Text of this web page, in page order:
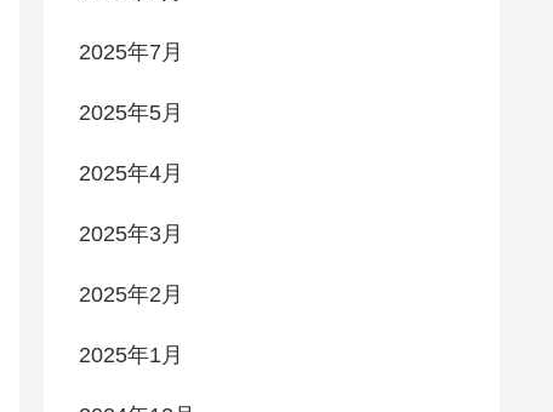
2025年7月
2025年5月
2025年4月
2025年3月
2025年2月
2025年1月